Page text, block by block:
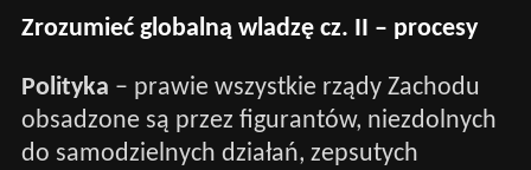
Zrozumieć globalną wladzę cz. II – procesy
Polityka – prawie wszystkie rządy Zachodu
obsadzone są przez figurantów, niezdolnych
do samodzielnych działań, zepsutych